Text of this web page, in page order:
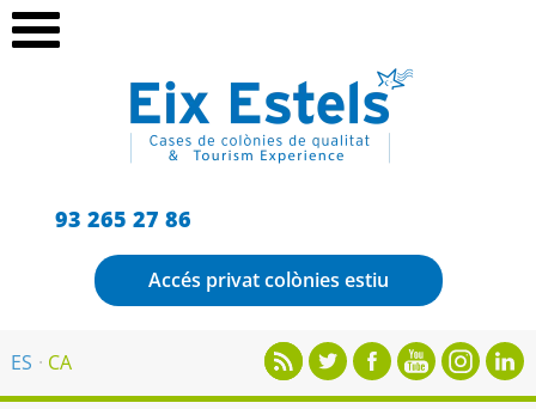
93 265 27 86
Accés privat colònies estiu
ES CA